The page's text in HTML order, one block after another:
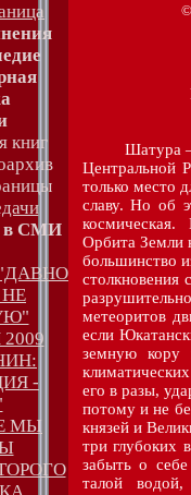
книг
в СМИ
-
МЫ
©
Шатура –
Центральной
только место
славу. Но об
Орбита Земли
большинство
столкновения
метеоритов
если
земную кору
его в разы,
потому и не
князей и
три глубоких
забыть о
талой